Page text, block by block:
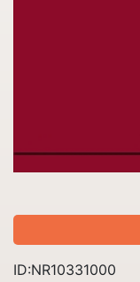
ID:NR10331000